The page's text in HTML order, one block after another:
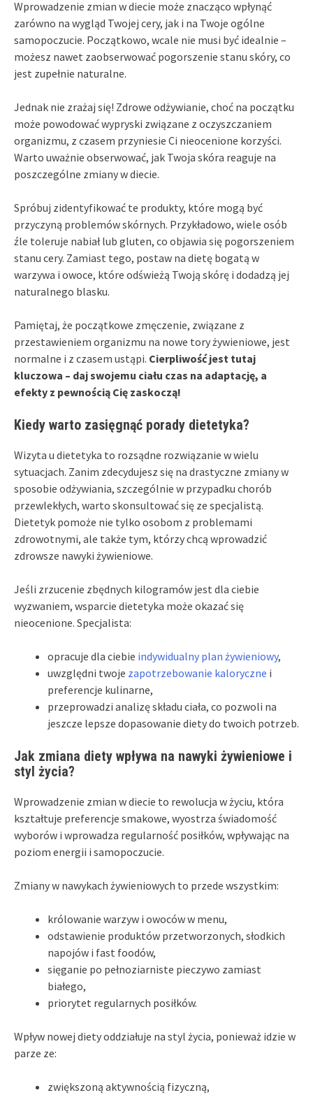
Wprowadzenie zmian w diecie może znacząco wpłynąć
zarówno na wygląd Twojej cery, jak i na Twoje ogólne
samopoczucie. Początkowo, wcale nie musi być idealnie –
możesz nawet zaobserwować pogorszenie stanu skóry, co
jest zupełnie naturalne.
Jednak nie zrażaj się! Zdrowe odżywianie, choć na początku
może powodować wypryski związane z oczyszczaniem
organizmu, z czasem przyniesie Ci nieocenione korzyści.
Warto uważnie obserwować, jak Twoja skóra reaguje na
poszczególne zmiany w diecie.
Spróbuj zidentyfikować te produkty, które mogą być
przyczyną problemów skórnych. Przykładowo, wiele osób
źle toleruje nabiał lub gluten, co objawia się pogorszeniem
stanu cery. Zamiast tego, postaw na dietę bogatą w
warzywa i owoce, które odświeżą Twoją skórę i dodadzą jej
naturalnego blasku.
Pamiętaj, że początkowe zmęczenie, związane z
przestawieniem organizmu na nowe tory żywieniowe, jest
normalne i z czasem ustąpi. Cierpliwość jest tutaj
kluczowa – daj swojemu ciału czas na adaptację, a
efekty z pewnością Cię zaskoczą!
Kiedy warto zasięgnąć porady dietetyka?
Wizyta u dietetyka to rozsądne rozwiązanie w wielu
sytuacjach. Zanim zdecydujesz się na drastyczne zmiany w
sposobie odżywiania, szczególnie w przypadku chorób
przewlekłych, warto skonsultować się ze specjalistą.
Dietetyk pomoże nie tylko osobom z problemami
zdrowotnymi, ale także tym, którzy chcą wprowadzić
zdrowsze nawyki żywieniowe.
Jeśli zrzucenie zbędnych kilogramów jest dla ciebie
wyzwaniem, wsparcie dietetyka może okazać się
nieocenione. Specjalista:
opracuje dla ciebie indywidualny plan żywieniowy,
uwzględni twoje zapotrzebowanie kaloryczne i
preferencje kulinarne,
przeprowadzi analizę składu ciała, co pozwoli na
jeszcze lepsze dopasowanie diety do twoich potrzeb.
Jak zmiana diety wpływa na nawyki żywieniowe i
styl życia?
Wprowadzenie zmian w diecie to rewolucja w życiu, która
kształtuje preferencje smakowe, wyostrza świadomość
wyborów i wprowadza regularność posiłków, wpływając na
poziom energii i samopoczucie.
Zmiany w nawykach żywieniowych to przede wszystkim:
królowanie warzyw i owoców w menu,
odstawienie produktów przetworzonych, słodkich
napojów i fast foodów,
sięganie po pełnoziarniste pieczywo zamiast
białego,
priorytet regularnych posiłków.
Wpływ nowej diety oddziałuje na styl życia, ponieważ idzie w
parze ze:
zwiększoną aktywnością fizyczną,